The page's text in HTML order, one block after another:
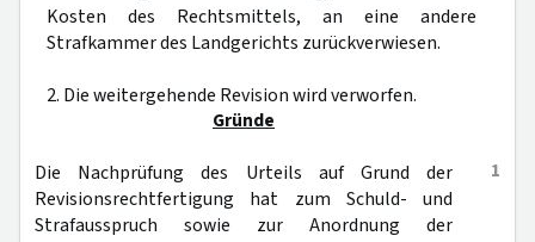
Kosten des Rechtsmittels, an eine andere
Strafkammer des Landgerichts zurückverwiesen.
2. Die weitergehende Revision wird verworfen.
Gründe
1
Die Nachprüfung des Urteils auf Grund der
Revisionsrechtfertigung hat zum Schuld- und
Strafausspruch sowie zur Anordnung der